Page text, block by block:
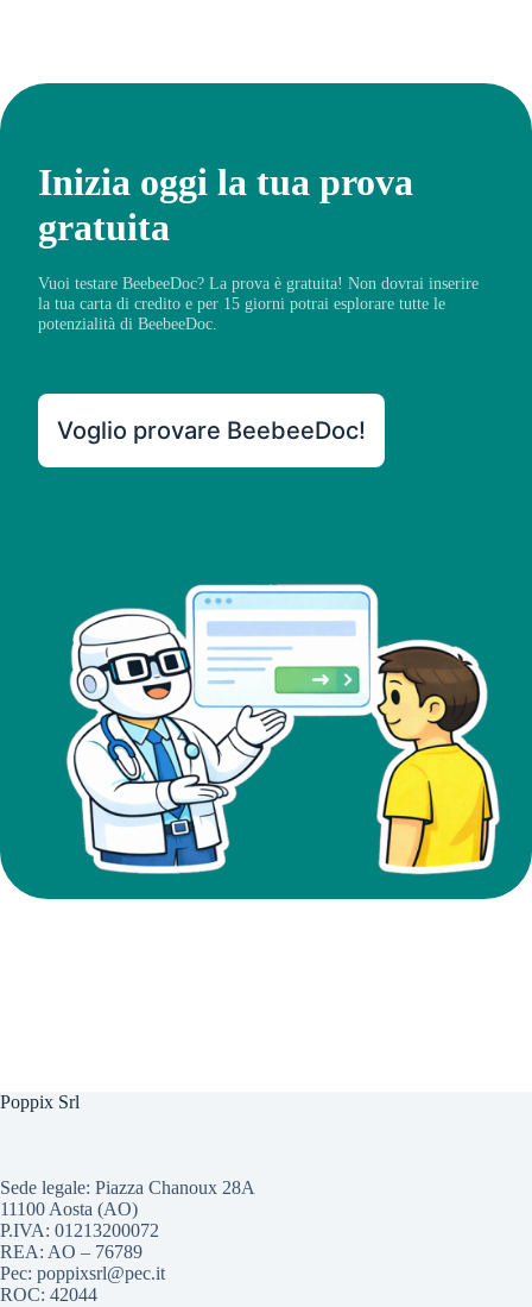
Inizia oggi la tua prova
gratuita
Vuoi testare BeebeeDoc? La prova è gratuita! Non dovrai inserire
la tua carta di credito e per 15 giorni potrai esplorare tutte le
potenzialità di BeebeeDoc.
Voglio provare BeebeeDoc!
Poppix Srl
Sede legale: Piazza Chanoux 28A
11100 Aosta (AO)
P.IVA: 01213200072
REA: AO – 76789
Pec: poppixsrl@pec.it
ROC: 42044